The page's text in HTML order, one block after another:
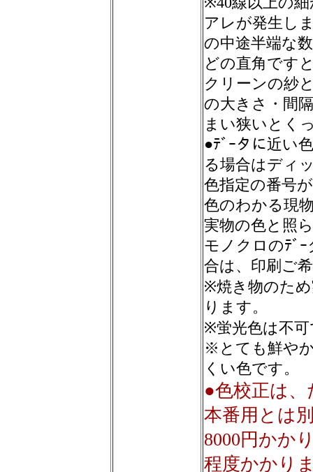
アレが発生し
の中途半端な
どの直角です
クリーンの紗
の大きさ・間
まい狭いとく
●ﾃﾞｰタに近い
る場合はディ
色指定の番号
色のわかる現
実物の色と照
モノクロのﾃﾞ
合は、印刷ご
※焼き物のた
ります。
※蛍光色は不
※とても鮮や
くい色です。
●色校正は
本番用とは
8000円かか
程度かかり